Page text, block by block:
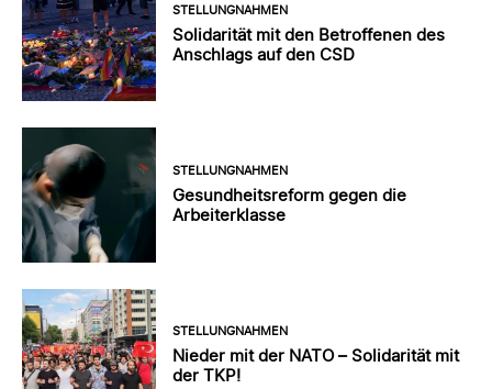
STELLUNGNAHMEN
Solidarität mit den Betroffenen des
Anschlags auf den CSD
STELLUNGNAHMEN
Gesundheitsreform gegen die
Arbeiterklasse
STELLUNGNAHMEN
Nieder mit der NATO – Solidarität mit
der TKP!